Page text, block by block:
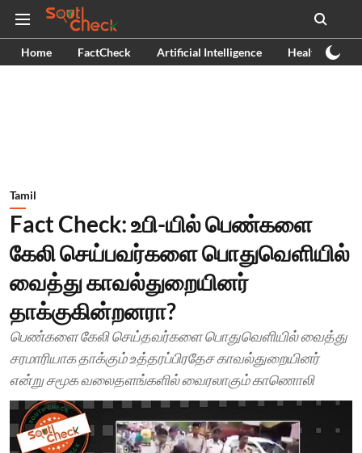
Home FactCheck Artificial Intelligence Health
Tamil
Fact Check: உபி-யில் பெண்களை
கேலி செய்பவர்களை பொதுவெளியில்
வைத்து காவல்துறையினர்
தாக்குகின்றனரா?
பெண்களை கேலி செய்தவர்களை பொதுவெளியில் வைத்து
சரமாரியாக தாக்கும் உத்தரப்பிரதேச காவல்துறையினர்
என்று சமூக வலைதளங்களில் வைரலாகும் காணொலி